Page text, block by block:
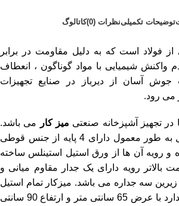
توضیحات تکمیلینظرات (0) کاتالوگ
از فولاد است که به دلیل مقاومت در برابر
شیمیایی با مواد گوناگون ، انعطاف
جوش آسان از دیرباز در صنایع تجهیزات
می رود.
در تجهیز آشپزخانه صنعتی میز کار
می باشد.
میزکار های تمام استیل به طور معمول دارای 4 پایه از جنس قوطی
استیل 304 بوده و رویه آن ها از ورق استیل استینلس ساخته
رویه دارای یک جدار مقاوم میانی و
سه جداره می باشد. میزکار تمام استیل
آشپزخانه به طور استاندارد با عرض 65 سانتی متر و ارتفاع 90 سانتی